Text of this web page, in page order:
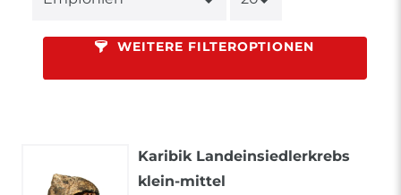
WEITERE FILTEROPTIONEN
Karibik Landeinsiedlerkrebs
klein-mittel